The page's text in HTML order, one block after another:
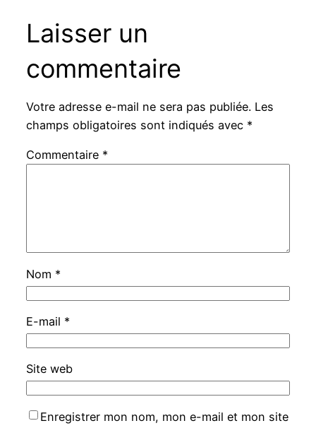
Laisser un
commentaire
Votre adresse e-mail ne sera pas publiée. Les
champs obligatoires sont indiqués avec *
Commentaire *
Nom *
E-mail *
Site web
Enregistrer mon nom, mon e-mail et mon site